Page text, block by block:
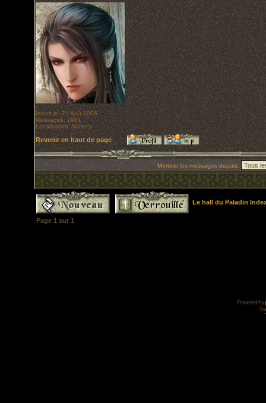
Inscrit le: 21 Aoû 2006
Messages: 2981
Localisation: Annecy
Revenir en haut de page
Montrer les messages depuis:
Le hall du Paladin
Page 1 sur 1
Powered by